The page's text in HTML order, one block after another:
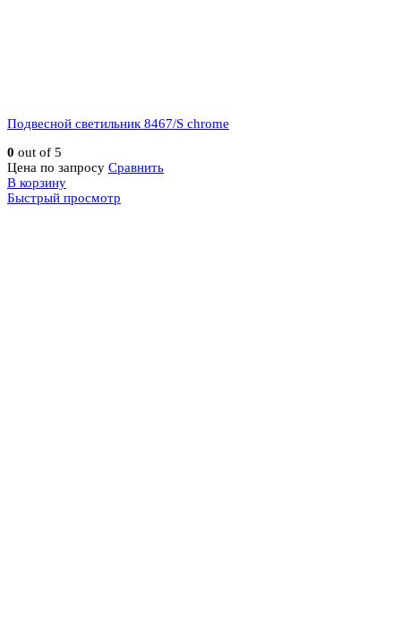
Подвесной светильник 8467/S chrome
0 out of 5
Цена по запросу Сравнить
В корзину
Быстрый просмотр